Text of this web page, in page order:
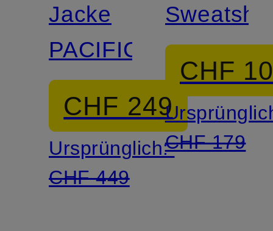
Jacke
PACIFIC
CHF 249
Ursprünglich:
CHF 449
CHF
CHF 179